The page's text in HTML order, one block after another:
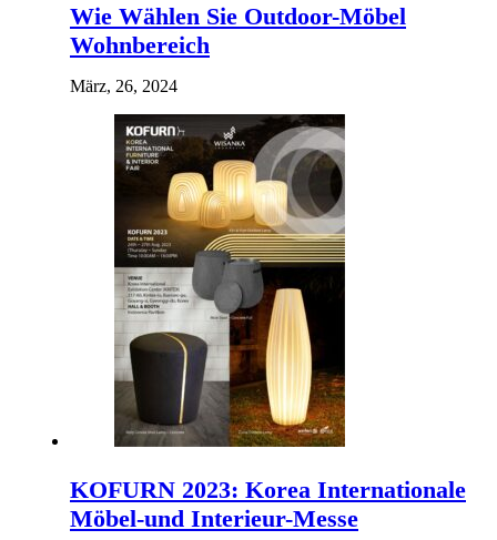
Wie Wählen Sie Outdoor-Möbel
Wohnbereich
März, 26, 2024
KOFURN 2023: Korea Internationale
Möbel-und Interieur-Messe